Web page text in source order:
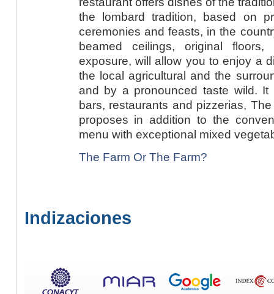
the lombard tradition, based on
ceremonies and feasts, in the
beamed ceilings, original
exposure, will allow you to enjoy a
the local agricultural and the
and by a pronounced taste wild.
bars, restaurants and pizzerias,
proposes in addition to the
menu with exceptional mixed
The Farm Or The Farm?
Indizaciones